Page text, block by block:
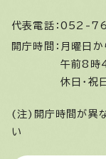
代表電話： 052-
開庁時間： 月曜日
午前8時
休日・祝
(注)開庁時間が異
い